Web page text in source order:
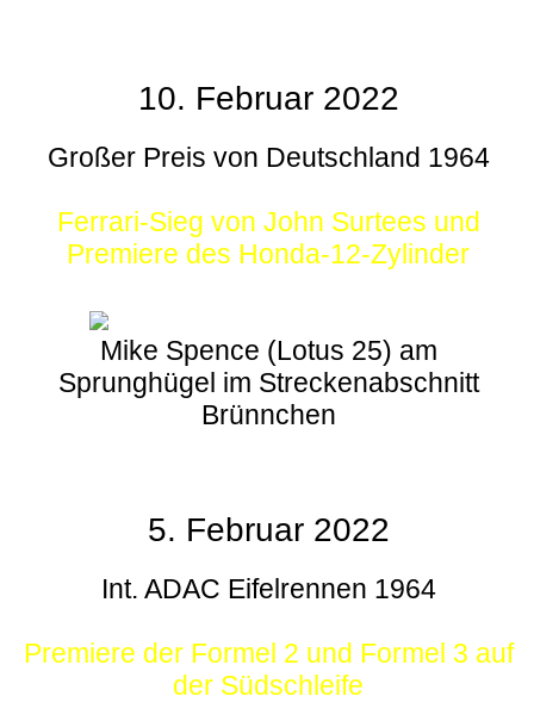
10. Februar 2022
Großer Preis von Deutschland 1964
Ferrari-Sieg von John Surtees und
Premiere des Honda-12-Zylinder
Mike Spence (Lotus 25) am
Sprunghügel im Streckenabschnitt
Brünnchen
5. Februar 2022
Int. ADAC Eifelrennen 1964
Premiere der Formel 2 und Formel 3 auf
der Südschleife